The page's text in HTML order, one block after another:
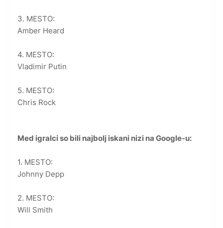
3. MESTO:
Amber Heard
4. MESTO:
Vladimir Putin
5. MESTO:
Chris Rock
Med igralci so bili najbolj iskani nizi na Google-u:
1. MESTO:
Johnny Depp
2. MESTO:
Will Smith